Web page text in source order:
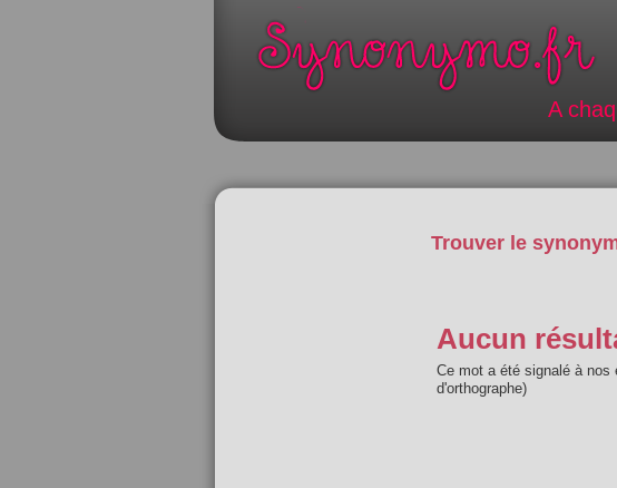
A
Trouver le
Aucun
Ce mot a été signalé à nos
d'orthographe)